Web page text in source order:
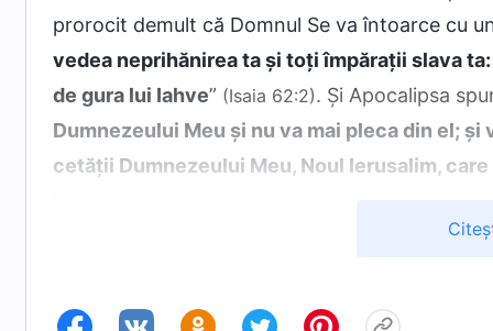
prorocit demult că Domnul Se va întoarce cu
vedea neprihănirea ta și toți împărații slava
de gura lui Iahve” (Isaia 62:2). Și Apocalipsa
Dumnezeului Meu și nu va mai pleca din el;
cetății Dumnezeului Meu, Noul Ierusalim,
un nume nou, pe care nu l-a avut înainte, e
Apocalipsa: „
Eu sunt Alfa și Omega, Cel Care